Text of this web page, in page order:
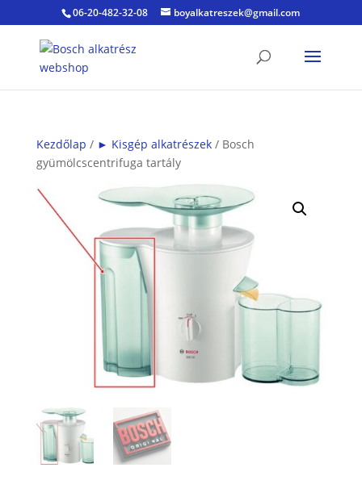
06-20-482-32-08 boyalkatreszek@gmail.com
Kezdőlap / ► Kisgép alkatrészek/ Bosch
gyümölcscentrifuga tartály